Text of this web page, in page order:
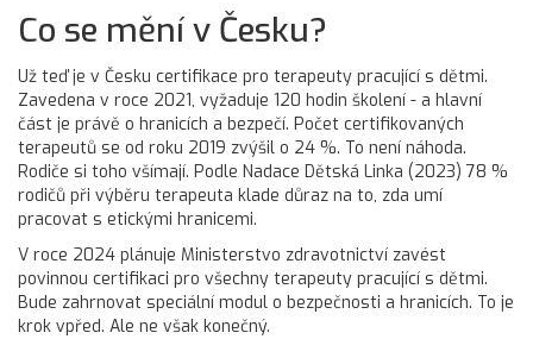
Co se mění v Česku?
Už teď je v Česku certifikace pro terapeuty pracující s dětmi.
Zavedena v roce 2021, vyžaduje 120 hodin školení - a hlavní
část je právě o hranicích a bezpečí. Počet certifikovaných
terapeutů se od roku 2019 zvýšil o 24 %. To není náhoda.
Rodiče si toho všímají. Podle Nadace Dětská Linka (2023) 78 %
rodičů při výběru terapeuta klade důraz na to, zda umí
pracovat s etickými hranicemi.
V roce 2024 plánuje Ministerstvo zdravotnictví zavést
povinnou certifikaci pro všechny terapeuty pracující s dětmi.
Bude zahrnovat speciální modul o bezpečnosti a hranicích. To je
krok vpřed. Ale ne však konečný.